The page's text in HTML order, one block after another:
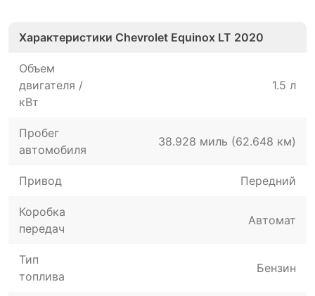
Характеристики Chevrolet Equinox LT 2020
Объем
двигателя /
кВт
1.5 л
Пробег
автомобиля
38.928 миль (62.648 км)
Привод Передний
Коробка
передач
Автомат
Тип
топлива
Бензин